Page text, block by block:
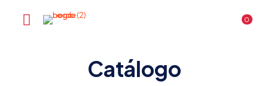
0
Catálogo